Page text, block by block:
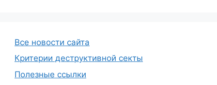
Все новости сайта
Критерии деструктивной секты
Полезные ссылки